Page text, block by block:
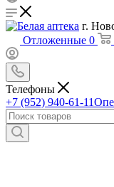
г.
Отложенные 0
Телефоны
+7 (952) 940-61-11